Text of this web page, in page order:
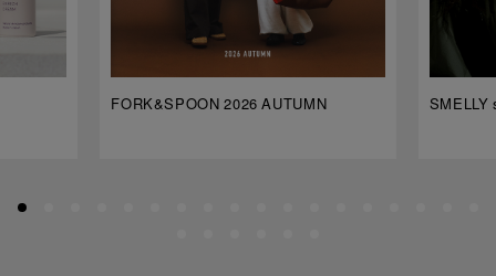
FORK&SPOON 2026 AUTUMN SMELLY